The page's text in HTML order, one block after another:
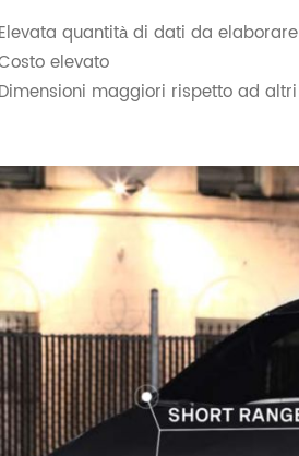
Elevata quantità di dati da elaborare
elevato
Dimensioni maggiori rispetto ad